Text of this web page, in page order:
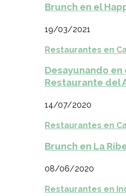
Brunch en el
19/03/2021
Restaurantes en
Desayunando en
Restaurante del
14/07/2020
Restaurantes en
Brunch en La
08/06/2020
Restaurantes en